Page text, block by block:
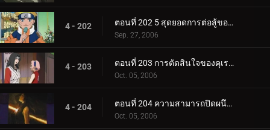
4 - 202 ตอนที่ 202 5 สุดยอดการต่อสู้ของนินจา!
Sep. 27, 2006
4 - 203 ตอนที่ 203 การตัดสินใจของคุเรไน: หน่วยที่ 8 ที่ถูกทิ้งไว้เบื้องหลัง
Oct. 05, 2006
4 - 204 ตอนที่ 204 ความสามารถปิดผนึกของยาคุโมะ
Oct. 05, 2006